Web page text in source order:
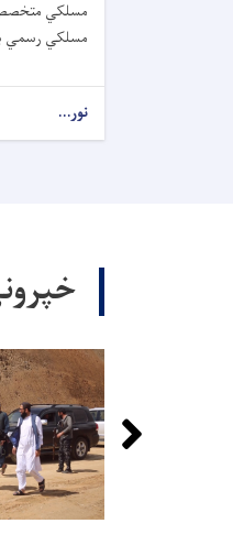
مسلکي متخصص
مسلکي رسمي
نور...